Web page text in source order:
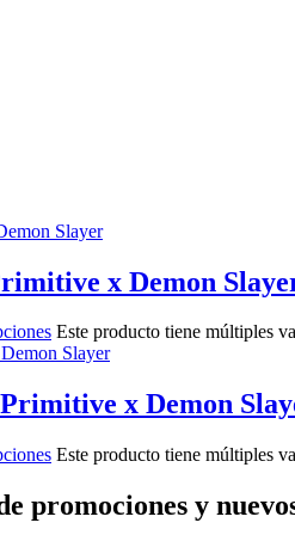
x Demon
Este producto tiene múltiples
x Demon
Este producto tiene múltiples
promociones y